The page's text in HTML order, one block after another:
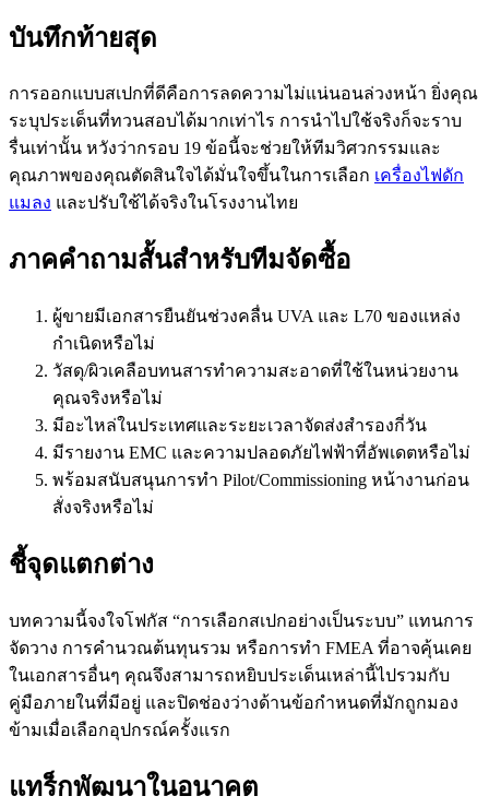
บันทึกท้ายสุด
การออกแบบสเปกที่ดีคือการลดความไม่แน่นอนล่วงหน้า ยิ่งคุณ
ระบุประเด็นที่ทวนสอบได้มากเท่าไร การนำไปใช้จริงก็จะราบ
รื่นเท่านั้น หวังว่ากรอบ 19 ข้อนี้จะช่วยให้ทีมวิศวกรรมและ
คุณภาพของคุณตัดสินใจได้มั่นใจขึ้นในการเลือก เครื่องไฟดัก
แมลง และปรับใช้ได้จริงในโรงงานไทย
ภาคคำถามสั้นสำหรับทีมจัดซื้อ
ผู้ขายมีเอกสารยืนยันช่วงคลื่น UVA และ L70 ของแหล่ง
กำเนิดหรือไม่
วัสดุ/ผิวเคลือบทนสารทำความสะอาดที่ใช้ในหน่วยงาน
คุณจริงหรือไม่
มีอะไหล่ในประเทศและระยะเวลาจัดส่งสำรองกี่วัน
มีรายงาน EMC และความปลอดภัยไฟฟ้าที่อัพเดตหรือไม่
พร้อมสนับสนุนการทำ Pilot/Commissioning หน้างานก่อน
สั่งจริงหรือไม่
ชี้จุดแตกต่าง
บทความนี้จงใจโฟกัส “การเลือกสเปกอย่างเป็นระบบ” แทนการ
จัดวาง การคำนวณต้นทุนรวม หรือการทำ FMEA ที่อาจคุ้นเคย
ในเอกสารอื่นๆ คุณจึงสามารถหยิบประเด็นเหล่านี้ไปรวมกับ
คู่มือภายในที่มีอยู่ และปิดช่องว่างด้านข้อกำหนดที่มักถูกมอง
ข้ามเมื่อเลือกอุปกรณ์ครั้งแรก
แทร็กพัฒนาในอนาคต